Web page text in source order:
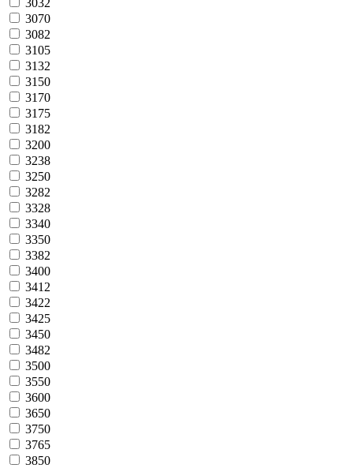
3070
3082
3105
3132
3150
3170
3175
3182
3200
3238
3250
3282
3328
3340
3350
3382
3400
3412
3422
3425
3450
3482
3500
3550
3600
3650
3750
3765
3850